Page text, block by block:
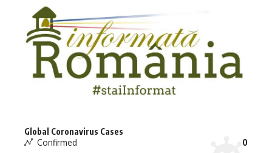
Global Coronavirus Cases
Confirmed
0